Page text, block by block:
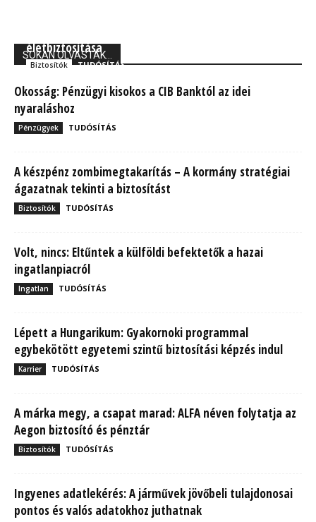
SOKAN OLVASTÁK...
életbiztosítása
Biztosítók TUDÓSÍTÁS
Okosság: Pénzügyi kisokos a CIB Banktól az idei
nyaraláshoz
Pénzügyek TUDÓSÍTÁS
A készpénz zombimegtakarítás – A kormány stratégiai
ágazatnak tekinti a biztosítást
Biztosítók TUDÓSÍTÁS
Volt, nincs: Eltűntek a külföldi befektetők a hazai
ingatlanpiacról
Ingatlan TUDÓSÍTÁS
Lépett a Hungarikum: Gyakornoki programmal
egybekötött egyetemi szintű biztosítási képzés indul
Karrier TUDÓSÍTÁS
A márka megy, a csapat marad: ALFA néven folytatja az
Aegon biztosító és pénztár
Biztosítók TUDÓSÍTÁS
Ingyenes adatlekérés: A járművek jövőbeli tulajdonosai
pontos és valós adatokhoz juthatnak